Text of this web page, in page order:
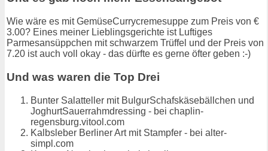
Wie wäre es mit GemüseCurrycremesuppe zum Preis von €
3.00? Eines meiner Lieblingsgerichte ist Luftiges
Parmesansüppchen mit schwarzem Trüffel und der Preis von
7.20 ist auch voll okay - das dürfte es gerne öfter geben :-)
Und was waren die Top Drei
Bunter Salatteller mit BulgurSchafskäsebällchen und
JoghurtSauerrahmdressing - bei chaplin-
regensburg.vitool.com
Kalbsleber Berliner Art mit Stampfer - bei alter-
simpl.com